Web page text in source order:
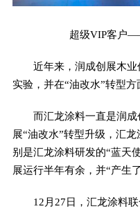
超级VIP客户——
近年来，润成创展木业
实验，并在“油改水”转型方
而汇龙涂料一直是润成
展“油改水”转型升级，汇
别是汇龙涂料研发的“蓝天
展运行半年有余，并“产生
12月27日，汇龙涂料联